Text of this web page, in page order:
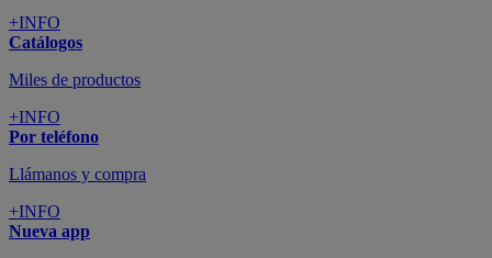
+INFO
Catálogos
Miles de productos
+INFO
Por teléfono
Llámanos y compra
+INFO
Nueva app